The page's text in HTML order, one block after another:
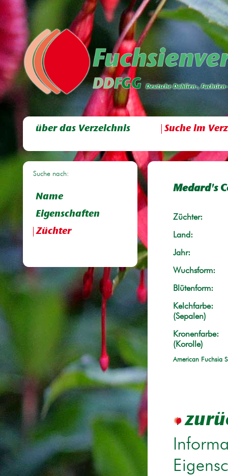
über das Verzeichnis Suche im
Suche nach:
Name
Eigenschaften
Züchter
Medard's
Züchter:
Land:
Jahr:
Wuchsform:
Blütenform:
Kelchfarbe:
(Sepalen)
Kronenfarbe:
(Korolle)
American Fuchsia